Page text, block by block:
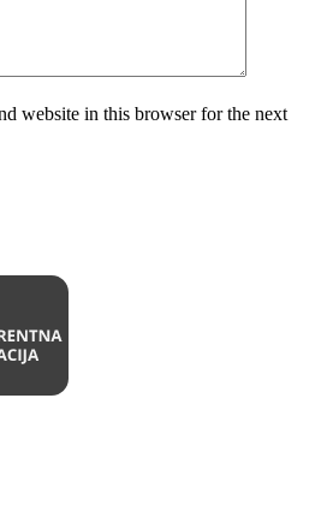
website in this browser for the next